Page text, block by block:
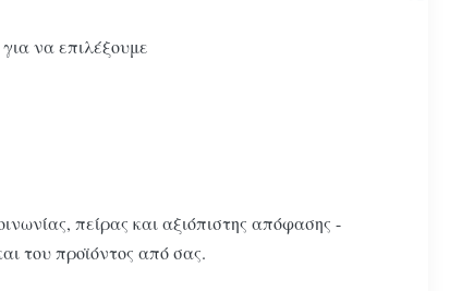
να επιλέξουμε
πείρας και αξιόπιστης απόφασης -
του προϊόντος από σας.